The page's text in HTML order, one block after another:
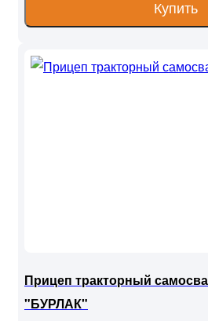
Купить
Прицеп тракторный
"БУРЛАК"